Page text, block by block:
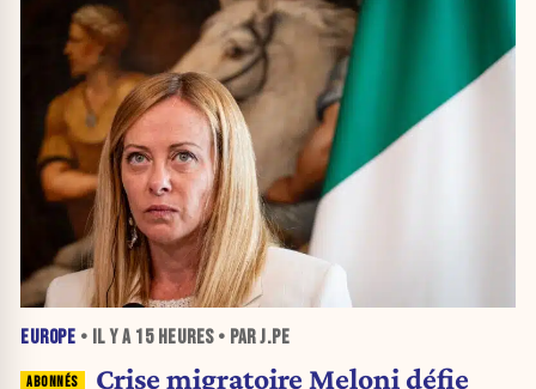
EUROPE • IL Y A 15 HEURES• PAR J.PE
Crise migratoire Meloni défie